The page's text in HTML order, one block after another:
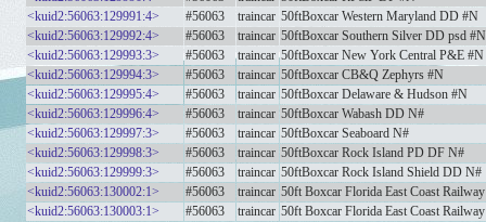
<kuid2:56063:129991:4>
#56063 traincar 50ftBoxcar Western Maryland DD #N
<kuid2:56063:129992:4>
#56063 traincar 50ftBoxcar Southern Silver DD psd #N
<kuid2:56063:129993:3>
#56063 traincar 50ftBoxcar New York Central P&E #N
<kuid2:56063:129994:3>
#56063 traincar 50ftBoxcar CB&Q Zephyrs #N
<kuid2:56063:129995:4>
#56063 traincar 50ftBoxcar Delaware & Hudson #N
<kuid2:56063:129996:4>
#56063 traincar 50ftBoxcar Wabash DD N#
<kuid2:56063:129997:3>
#56063 traincar 50ftBoxcar Seaboard N#
<kuid2:56063:129998:3>
#56063 traincar 50ftBoxcar Rock Island PD DF N#
<kuid2:56063:129999:3>
#56063 traincar 50ftBoxcar Rock Island Shield DD N#
<kuid2:56063:130002:1>
#56063 traincar 50ft Boxcar Florida East Coast
<kuid2:56063:130003:1>
#56063 traincar 50ft Boxcar Florida East Coast